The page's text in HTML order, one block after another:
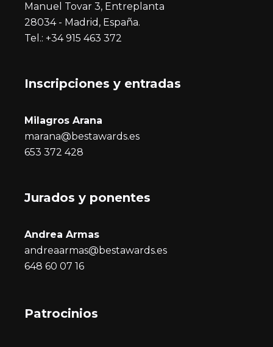
Manuel Tovar 3, Entreplanta
28034 - Madrid, España.
Tel.: +34 915 463 372
Inscripciones y entradas
Milagros Arana
marana@bestawards.es
653 372 428
Jurados y ponentes
Andrea Armas
andreaarmas@bestawards.es
648 60 07 16
Patrocinios